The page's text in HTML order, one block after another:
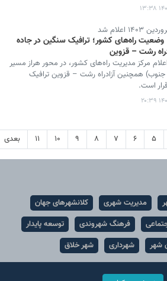
وضعیت راه‌های کشور؛ ترافیک سنگین در جاده
رشت – قزوین
مرکز مدیریت راه‌های کشور، در محور هراز مسیر
همچنین آزادراه رشت – قزوین ترافیک
است.
۵ ۶ ۷ ۸ ۹ ۱۰ ۱۱ بعدی
مدیریت شهری
کلانشهرهای جهان
فرهنگ شهروندی
توسعه پایدار
شهر شهرداری شهر خلاق